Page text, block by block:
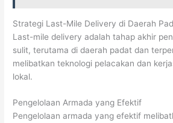
Strategi Last-Mile Delivery di Daerah
Last-mile delivery adalah tahap akhir
sulit, terutama di daerah padat dan
melibatkan teknologi pelacakan dan
lokal.
Pengelolaan Armada yang Efektif
Pengelolaan armada yang efektif